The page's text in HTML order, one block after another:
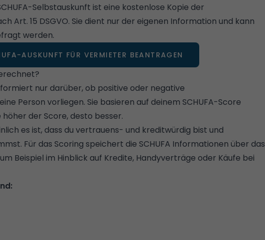
Selbstauskunft ist eine kostenlose Kopie der
Art. 15 DSGVO. Sie dient nur der eigenen Information und kann
werden.
AUSKUNFT FÜR VERMIETER BEANTRAGEN
nur darüber, ob positive oder negative
Person vorliegen. Sie basieren auf deinem SCHUFA-Score
höher der Score, desto besser.
es ist, dass du vertrauens- und kreditwürdig bist und
Für das Scoring speichert die SCHUFA Informationen über das
Beispiel im Hinblick auf Kredite, Handyverträge oder Käufe bei